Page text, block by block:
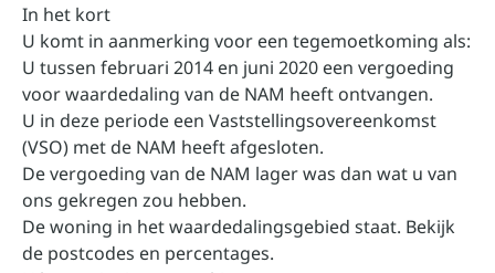
In het kort
U komt in aanmerking voor een tegemoetkoming als:
U tussen februari 2014 en juni 2020 een vergoeding
voor waardedaling van de NAM heeft ontvangen.
U in deze periode een Vaststellingsovereenkomst
(VSO) met de NAM heeft afgesloten.
De vergoeding van de NAM lager was dan wat u van
ons gekregen zou hebben.
De woning in het waardedalingsgebied staat. Bekijk
de postcodes en percentages.